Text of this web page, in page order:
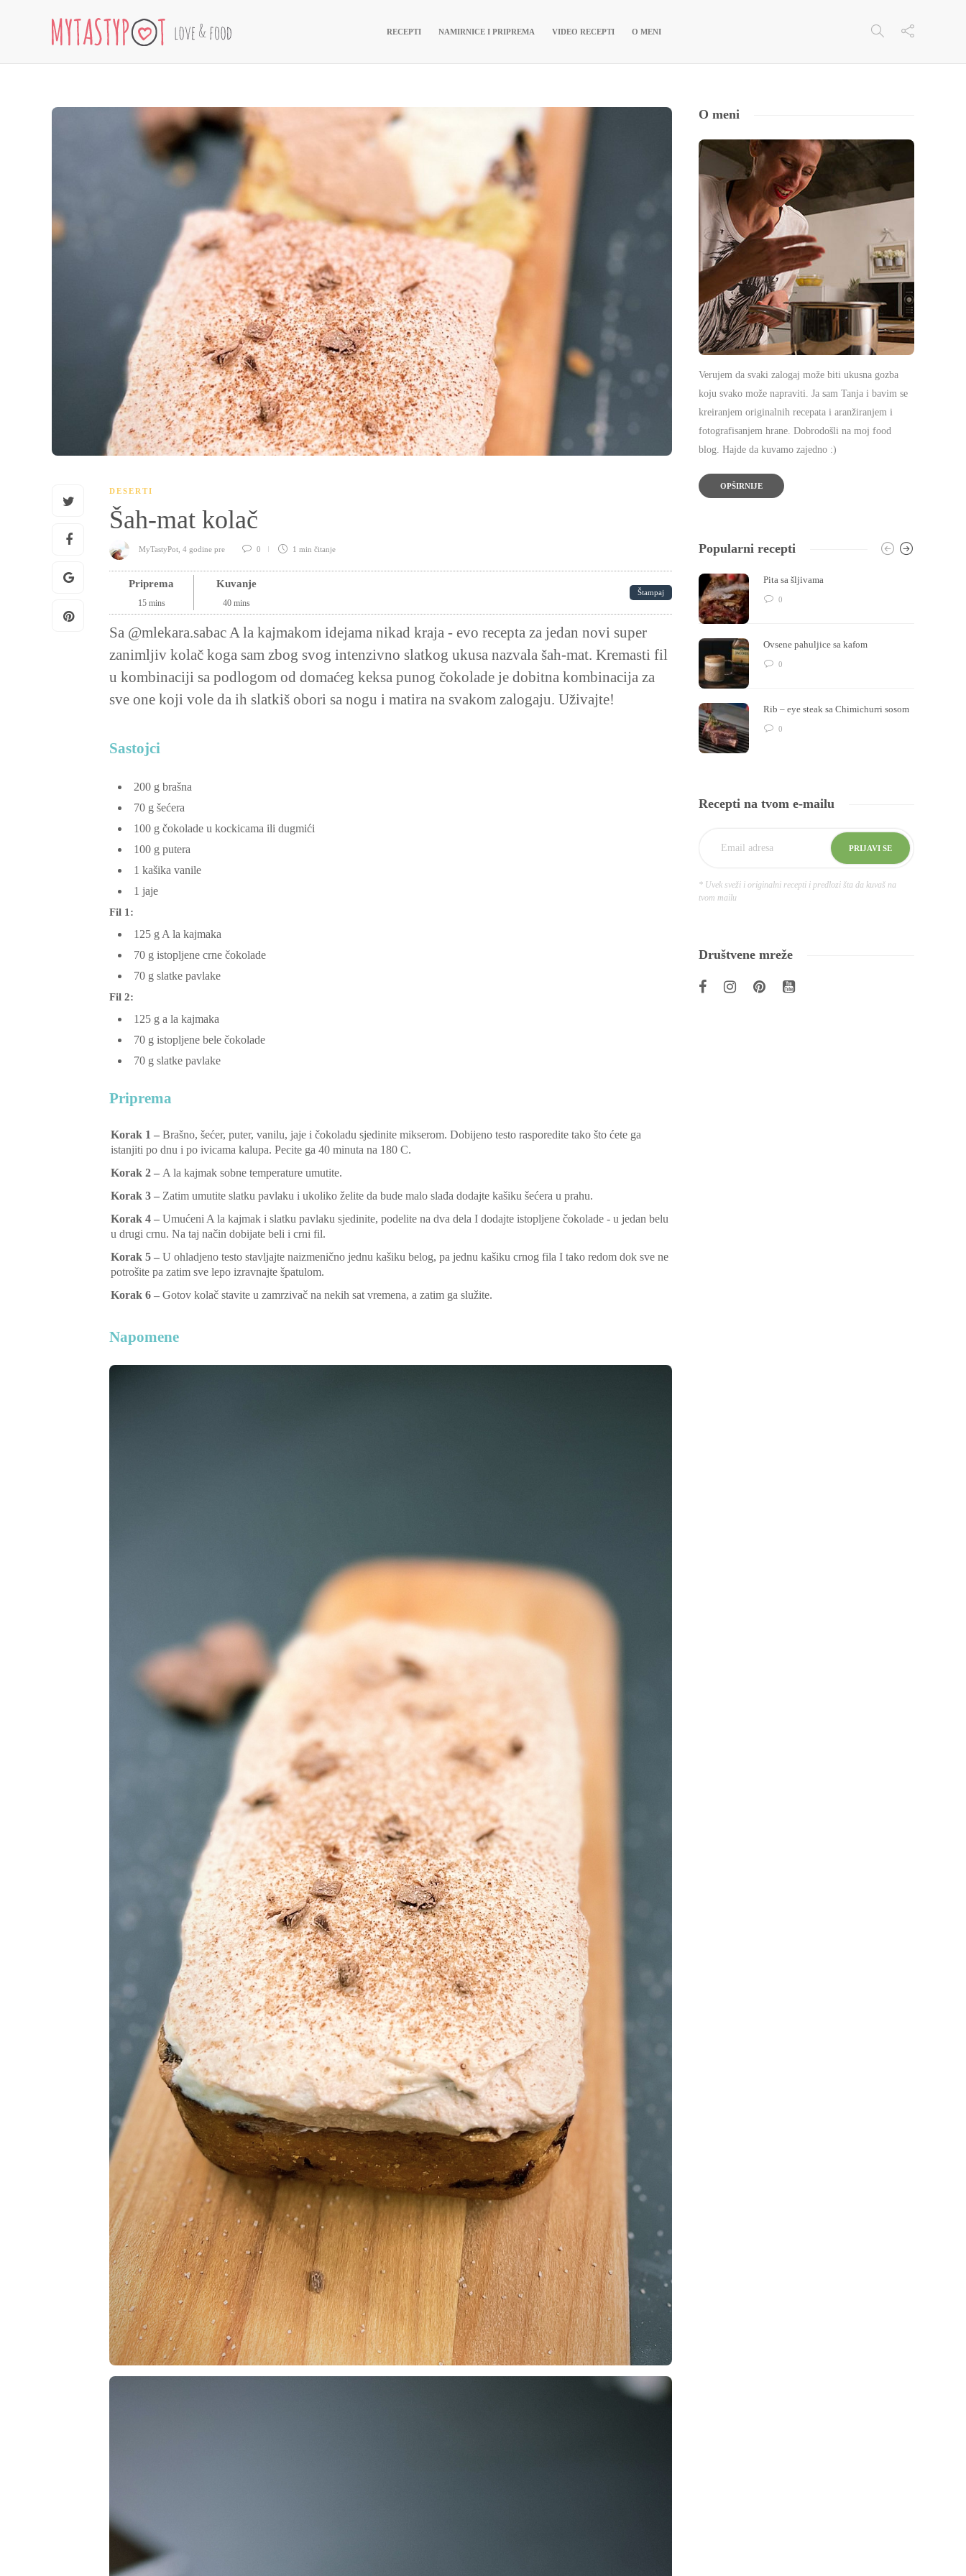
RECEPTI NAMIRNICE I PRIPREMA VIDEO RECEPTI O MENI
DESERTI
Šah-mat kolač
MyTastyPot 4 godine pre 0 1 min čitanje
Štampaj
Priprema
15 mins
Kuvanje
40 mins
Sa @mlekara.sabac A la kajmakom idejama nikad kraja - evo recepta za jedan novi super
zanimljiv kolač koga sam zbog svog intenzivno slatkog ukusa nazvala šah-mat. Kremasti fil
u kombinaciji sa podlogom od domaćeg keksa punog čokolade je dobitna kombinacija za
sve one koji vole da ih slatkiš obori sa nogu i matira na svakom zalogaju. Uživajte!
Sastojci
200 g brašna
70 g šećera
100 g čokolade u kockicama ili dugmići
100 g putera
1 kašika vanile
1 jaje
Fil 1:
125 g A la kajmaka
70 g istopljene crne čokolade
70 g slatke pavlake
Fil 2:
125 g a la kajmaka
70 g istopljene bele čokolade
70 g slatke pavlake
Priprema
Korak 1 – Brašno, šećer, puter, vanilu, jaje i čokoladu sjedinite mikserom. Dobijeno testo rasporedite tako što ćete ga
istanjiti po dnu i po ivicama kalupa. Pecite ga 40 minuta na 180 C.
Korak 2 – A la kajmak sobne temperature umutite.
Korak 3 – Zatim umutite slatku pavlaku i ukoliko želite da bude malo slađa dodajte kašiku šećera u prahu.
Korak 4 – Umućeni A la kajmak i slatku pavlaku sjedinite, podelite na dva dela I dodajte istopljene čokolade - u jedan belu
u drugi crnu. Na taj način dobijate beli i crni fil.
Korak 5 – U ohladjeno testo stavljajte naizmenično jednu kašiku belog, pa jednu kašiku crnog fila I tako redom dok sve ne
potrošite pa zatim sve lepo izravnajte špatulom.
Korak 6 – Gotov kolač stavite u zamrzivač na nekih sat vremena, a zatim ga služite.
Napomene
O meni
Verujem da svaki zalogaj može biti ukusna gozba
koju svako može napraviti. Ja sam Tanja i bavim se
kreiranjem originalnih recepata i aranžiranjem i
fotografisanjem hrane. Dobrodošli na moj food
blog. Hajde da kuvamo zajedno :)
OPŠIRNIJE
Popularni recepti
Pita sa šljivama
0
Ovsene pahuljice sa kafom
0
Rib – eye steak sa Chimichurri sosom
0
Recepti na tvom e-mailu
* Uvek sveži i originalni recepti i predlozi šta da kuvaš na
tvom mailu
Društvene mreže